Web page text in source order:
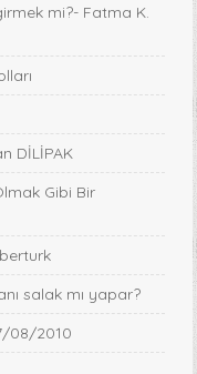
mi?- Fatma K.
DİLİPAK
Gibi Bir
salak mı yapar?
08/2010